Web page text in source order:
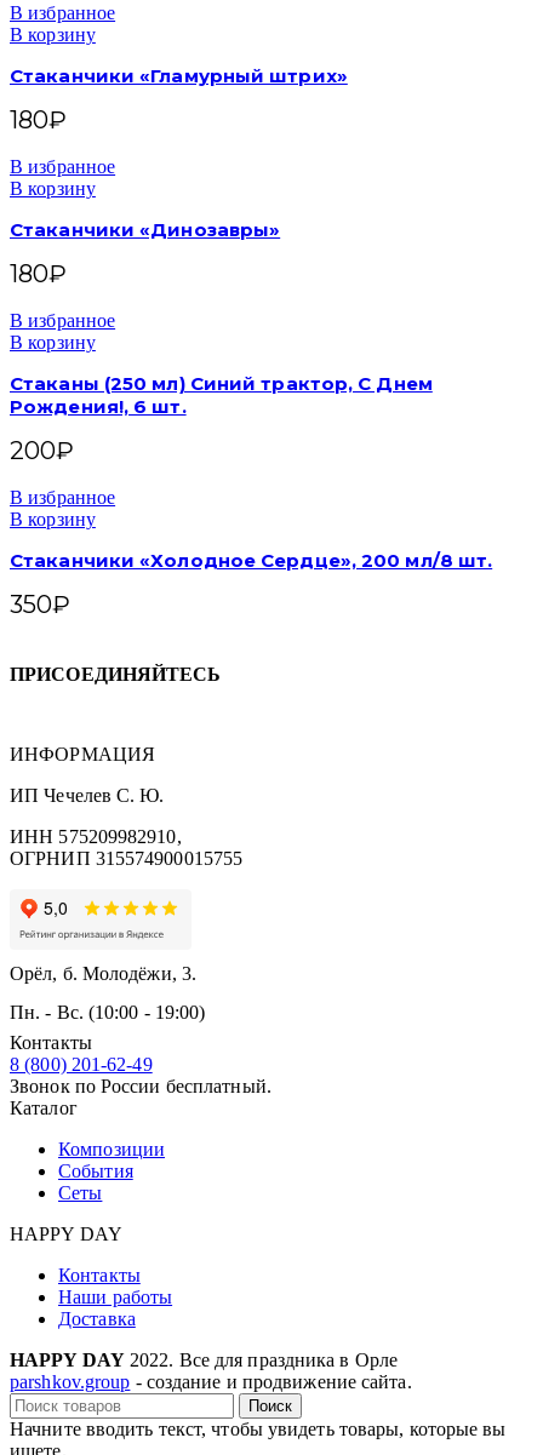
В избранное
В корзину
Стаканчики «Гламурный штрих»
180₽
В избранное
В корзину
Стаканчики «Динозавры»
180₽
В избранное
В корзину
Стаканы (250 мл) Синий трактор, С Днем
Рождения!, 6 шт.
200₽
В избранное
В корзину
Стаканчики «Холодное Сердце», 200 мл/8 шт.
350₽
ПРИСОЕДИНЯЙТЕСЬ
ИНФОРМАЦИЯ
ИП Чечелев С. Ю.
ИНН 575209982910,
ОГРНИП 315574900015755
Орёл, б. Молодёжи, 3.
Пн. - Вс. (10:00 - 19:00)
Контакты
8 (800) 201-62-49
Звонок по России бесплатный.
Каталог
Композиции
События
Сеты
HAPPY DAY
Контакты
Наши работы
Доставка
HAPPY DAY 2022. Все для праздника в Орле
parshkov.group - создание и продвижение сайта.
Поиск
Начните вводить текст, чтобы увидеть товары, которые вы
ищете.